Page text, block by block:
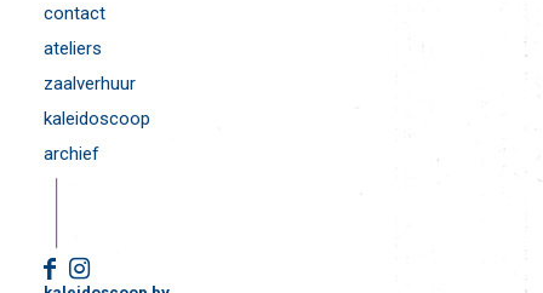
contact
ateliers
zaalverhuur
kaleidoscoop
archief